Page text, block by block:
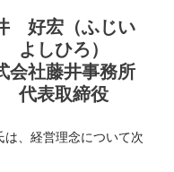
好宏（ふじい
よしひろ）
会社藤井事務所
代表取締役
、経営理念について次